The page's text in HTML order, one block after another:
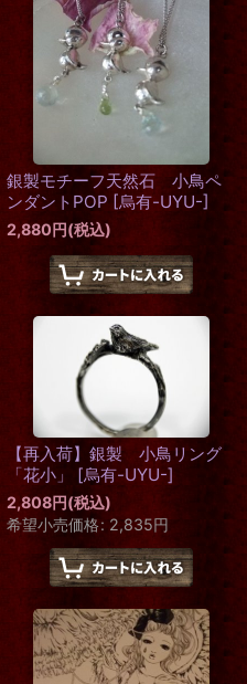
銀製モチーフ天然石 小鳥ペ
ンダントPOP [烏有-UYU-]
2,880円(税込)
【再入荷】銀製 小鳥リング
「花小」
[烏有-UYU-]
2,808円(税込)
希望小売価格: 2,835円